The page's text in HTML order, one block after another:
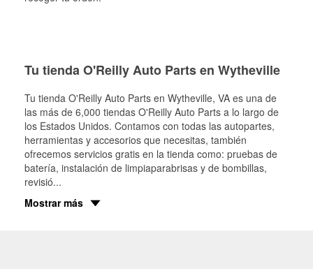
Tu tienda O'Reilly Auto Parts en Wytheville
Tu tienda O'Reilly Auto Parts en Wytheville, VA es una de
las más de 6,000 tiendas O'Reilly Auto Parts a lo largo de
los Estados Unidos. Contamos con todas las autopartes,
herramientas y accesorios que necesitas, también
ofrecemos servicios gratis en la tienda como: pruebas de
batería, instalación de limpiaparabrisas y de bombillas,
revisió...
Mostrar más